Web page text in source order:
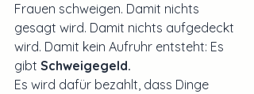
Frauen schweigen. Damit nichts
gesagt wird. Damit nichts aufgedeckt
wird. Damit kein Aufruhr entsteht: Es
gibt Schweigegeld.
Es wird dafür bezahlt, dass Dinge